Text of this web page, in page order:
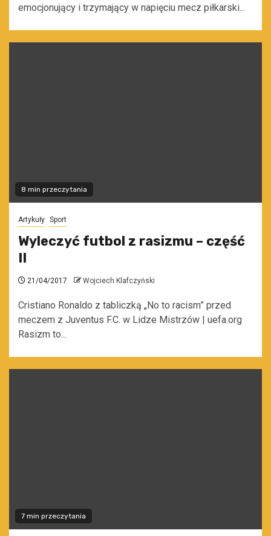
emocjonujący i trzymający w napięciu mecz piłkarski...
8 min przeczytania
Artykuły Sport
Wyleczyć futbol z rasizmu – część
II
21/04/2017 Wojciech Klafczyński
Cristiano Ronaldo z tabliczką „No to racism” przed
meczem z Juventus F.C. w Lidze Mistrzów | uefa.org
Rasizm to...
7 min przeczytania